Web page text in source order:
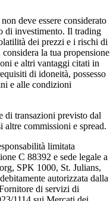
deve essere considerato
di investimento. Il trading
dei prezzi e i rischi di
la tua propensione
e altri vantaggi citati in
di idoneità, possesso
e alle condizioni
transazioni previsto dal
commissioni e spread.
limitata
C 88392 e sede legale a
SPK 1000, St. Julians,
autorizzata dalla
di servizi di